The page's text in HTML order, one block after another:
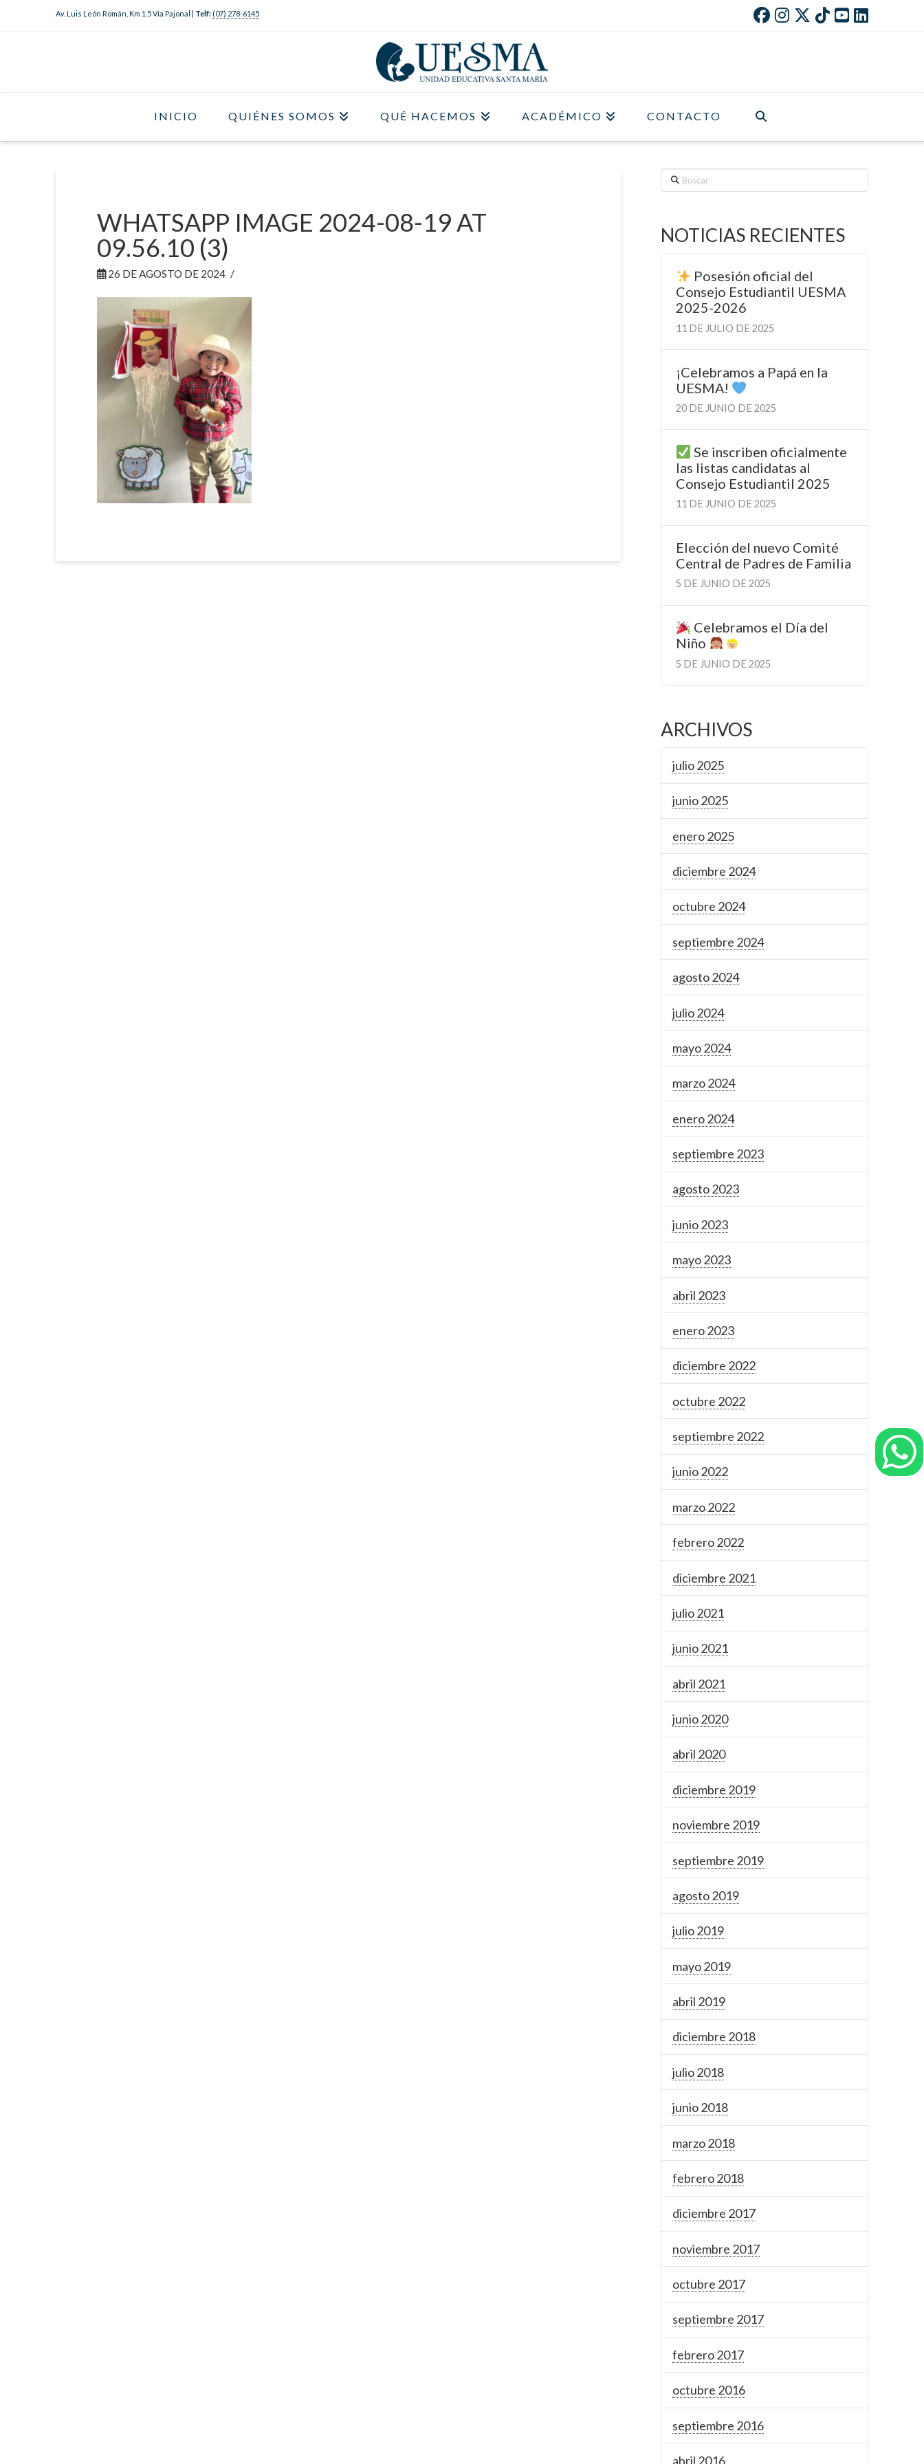
Av. Luis León Román, Km 1.5 Vía Pajonal | Telf: (07) 278-6145
INICIO QUIÉNES SOMOS QUÉ HACEMOS ACADÉMICO CONTACTO
WHATSAPP IMAGE 2024-08-19 AT
09.56.10 (3)
26 DE AGOSTO DE 2024
Buscar
NOTICIAS RECIENTES
Posesión oficial del
Consejo Estudiantil UESMA
2025-2026
11 DE JULIO DE 2025
¡Celebramos a Papá en la
UESMA!
20 DE JUNIO DE 2025
Se inscriben oficialmente
las listas candidatas al
Consejo Estudiantil 2025
11 DE JUNIO DE 2025
Elección del nuevo Comité
Central de Padres de Familia
5 DE JUNIO DE 2025
Celebramos el Día del
Niño
5 DE JUNIO DE 2025
ARCHIVOS
julio 2025
junio 2025
enero 2025
diciembre 2024
octubre 2024
septiembre 2024
agosto 2024
julio 2024
mayo 2024
marzo 2024
enero 2024
septiembre 2023
agosto 2023
junio 2023
mayo 2023
abril 2023
enero 2023
diciembre 2022
octubre 2022
septiembre 2022
junio 2022
marzo 2022
febrero 2022
diciembre 2021
julio 2021
junio 2021
abril 2021
junio 2020
abril 2020
diciembre 2019
noviembre 2019
septiembre 2019
agosto 2019
julio 2019
mayo 2019
abril 2019
diciembre 2018
julio 2018
junio 2018
marzo 2018
febrero 2018
diciembre 2017
noviembre 2017
octubre 2017
septiembre 2017
febrero 2017
octubre 2016
septiembre 2016
abril 2016